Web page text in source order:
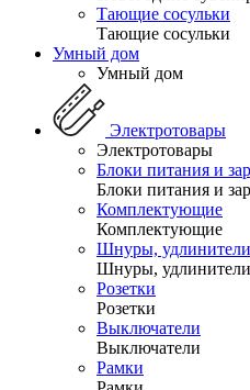
Тающие сосульки
Тающие сосульки
Умный дом
Умный дом
Электротовары
Электротовары
Блоки питания и
Блоки питания и
Комплектующие
Комплектующие
Шнуры, удлинители
Шнуры, удлинители
Розетки
Розетки
Выключатели
Выключатели
Рамки